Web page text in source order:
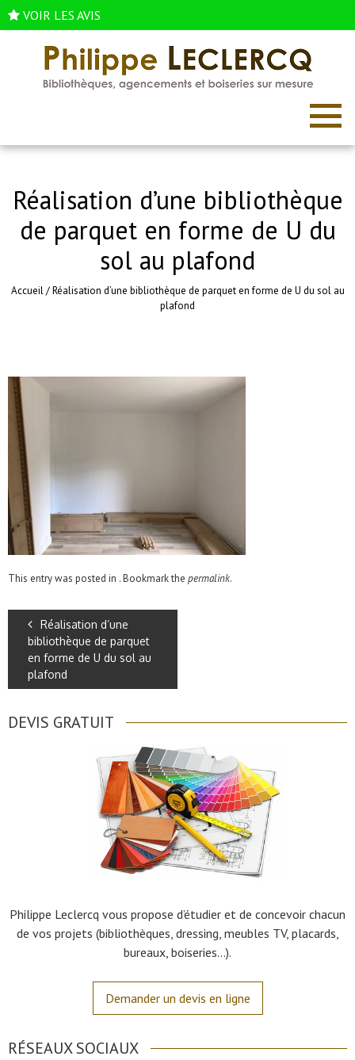
VOIR LES AVIS
Réalisation d’une bibliothèque
de parquet en forme de U du
sol au plafond
Accueil/Réalisation d’une bibliothèque de parquet en forme de U du sol au
plafond
This entry was posted in . Bookmark the permalink.
Réalisation d’une
bibliothèque de parquet
en forme de U du sol au
plafond
DEVIS GRATUIT
Philippe Leclercq vous propose d’étudier et de concevoir chacun
de vos projets (bibliothèques, dressing, meubles TV, placards,
bureaux, boiseries…).
Demander un devis en ligne
RÉSEAUX SOCIAUX